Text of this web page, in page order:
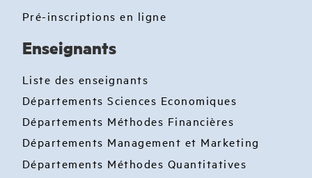
Pré-inscriptions en ligne
Enseignants
Liste des enseignants
Départements Sciences Economiques
Départements Méthodes Financières
Départements Management et Marketing
Départements Méthodes Quantitatives